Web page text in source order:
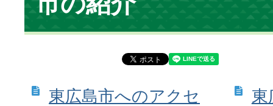
置
東広島市へのアクセ
東